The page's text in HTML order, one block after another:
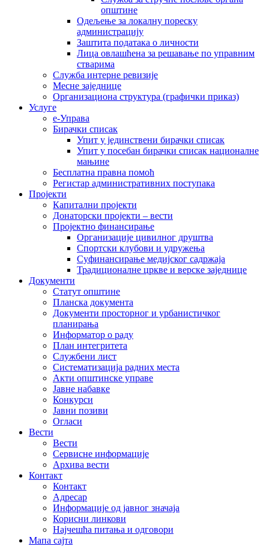
општине
Одељење за локалну пореску
администрацију
Заштита података о личности
Лица овлашћена за решавање по управним
стварима
Служба интерне ревизије
Месне заједнице
Организациона структура (графички приказ)
Услуге
е-Управа
Бирачки списак
Упит у јединствени бирачки списак
Упит у посебан бирачки списак националне
мањине
Бесплатна правна помоћ
Регистар административних поступака
Пројекти
Капитални пројекти
Донаторски пројекти – вести
Пројектно финансирање
Организације цивилног друштва
Спортски клубови и удружења
Суфинансирање медијског садржаја
Традиционалне цркве и верске заједнице
Документи
Статут општине
Планска документа
Документи просторног и урбанистичког
планирања
Информатор о раду
План интегритета
Службени лист
Систематизација радних места
Акти општинске управе
Јавне набавке
Конкурси
Јавни позиви
Огласи
Вести
Вести
Сервисне информације
Архива вести
Контакт
Контакт
Адресар
Информације од јавног значаја
Корисни линкови
Најчешћа питања и одговори
Мапа сајта